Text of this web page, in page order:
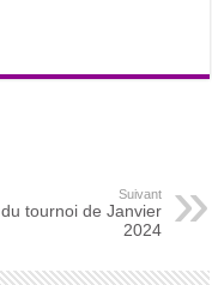
Suivant
tournoi de Janvier
2024